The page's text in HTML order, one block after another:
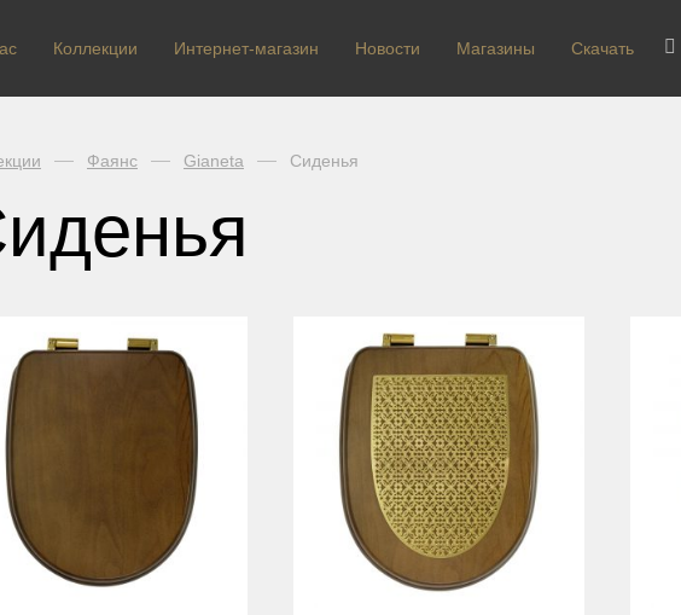
Коллекции Интернет-магазин Новости Магазины Скачать
Фаянс Gianeta Сиденья